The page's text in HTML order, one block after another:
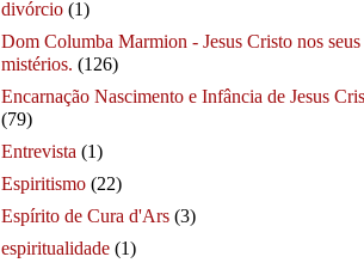
divórcio (1)
Dom Columba Marmion - Jesus Cristo nos seus
mistérios. (126)
Encarnação Nascimento e Infância de Jesus
(79)
Entrevista (1)
Espiritismo (22)
Espírito de Cura d'Ars (3)
espiritualidade (1)